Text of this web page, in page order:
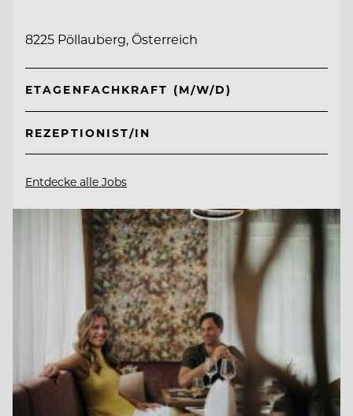
8225 Pöllauberg, Österreich
ETAGENFACHKRAFT (M/W/D)
REZEPTIONIST/IN
Entdecke alle Jobs